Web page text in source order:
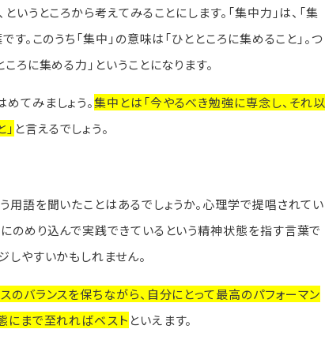
いうところから考えてみることにします。「集中力」は、「集
す。このうち「集中」の意味は「ひとところに集めること」。つ
ろに集める力」ということになります。
てみましょう。集中とは「今やるべき勉強に専念し、それ以
と言えるでしょう。
用語を聞いたことはあるでしょうか。心理学で提唱されてい
のめり込んで実践できているという精神状態を指す言葉で
しやすいかもしれません。
のバランスを保ちながら、自分にとって最高のパフォーマン
にまで至れればベスト といえます。